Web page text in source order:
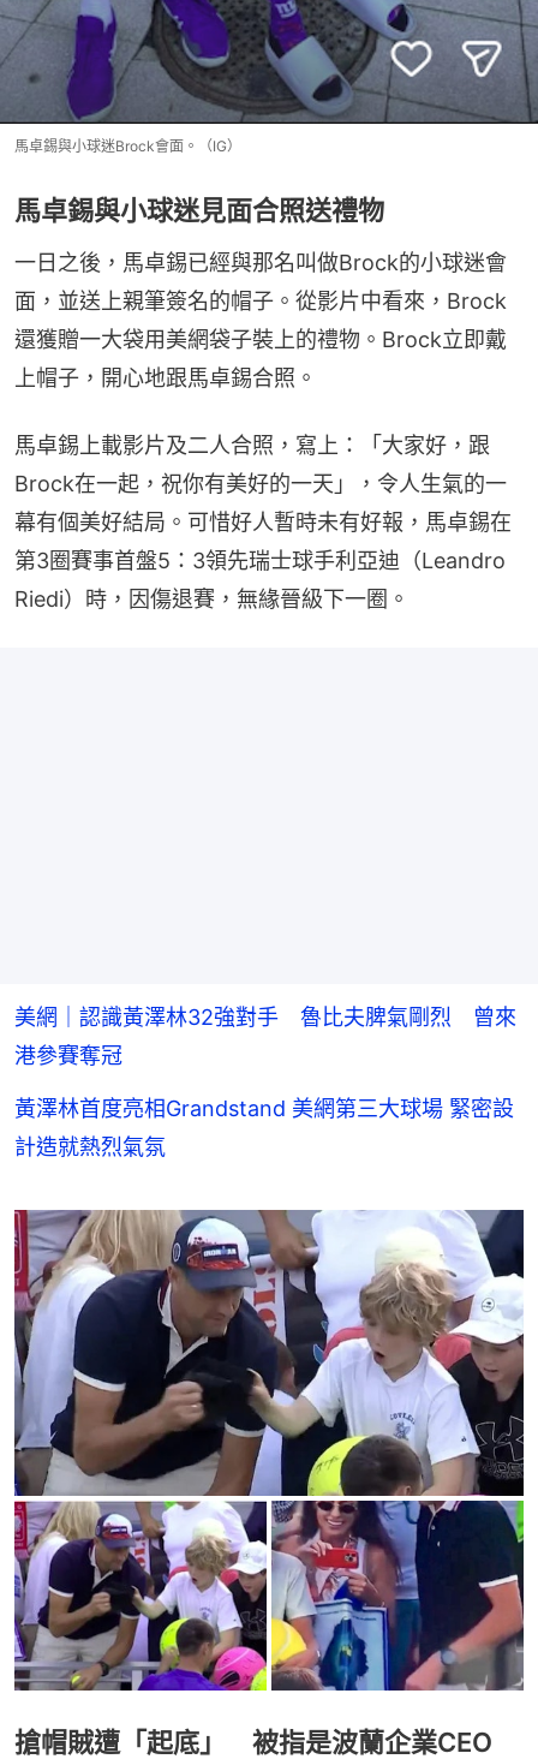
馬卓錫與小球迷Brock會面。（IG）
馬卓錫與小球迷見面合照送禮物
一日之後，馬卓錫已經與那名叫做Brock的小球迷會
面，並送上親筆簽名的帽子。從影片中看來，Brock
還獲贈一大袋用美網袋子裝上的禮物。Brock立即戴
上帽子，開心地跟馬卓錫合照。
馬卓錫上載影片及二人合照，寫上：「大家好，跟
Brock在一起，祝你有美好的一天」，令人生氣的一
幕有個美好結局。可惜好人暫時未有好報，馬卓錫在
第3圈賽事首盤5：3領先瑞士球手利亞迪（Leandro
Riedi）時，因傷退賽，無緣晉級下一圈。
美網｜認識黃澤林32強對手 魯比夫脾氣剛烈 曾來
港參賽奪冠
黃澤林首度亮相Grandstand 美網第三大球場 緊密設
計造就熱烈氣氛
搶帽賊遭「起底」 被指是波蘭企業CEO